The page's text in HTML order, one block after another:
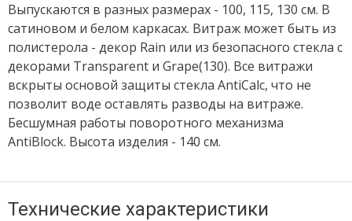
Выпускаются в разных размерах - 100, 115, 130 см. В
сатиновом и белом каркасах. Витраж может быть из
полистерола - декор Rain или из безопасного стекла с
декорами Transparent и Grape(130). Все витражи
вскрыты основой защиты стекла AntiCalc, что не
позволит воде оставлять разводы на витраже.
Бесшумная работы поворотного механизма
AntiBlock. Высота изделия - 140 см.
Технические характеристики